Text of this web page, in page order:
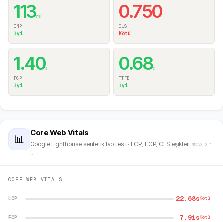
113ms
INP
İyi
0.750
CLS
Kötü
1.40s
FCP
İyi
0.68s
TTFB
İyi
📊
Core Web Vitals
Google Lighthouse sentetik lab testi · LCP, FCP, CLS eşikleri. WCAG 2.1
↗
CORE WEB VITALS
LCP 22.68sKötü
FCP 7.91sKötü